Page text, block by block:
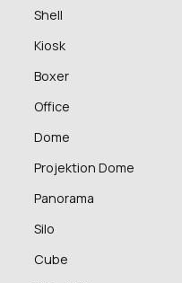
Shell
Kiosk
Boxer
Office
Dome
Projektion Dome
Panorama
Silo
Cube